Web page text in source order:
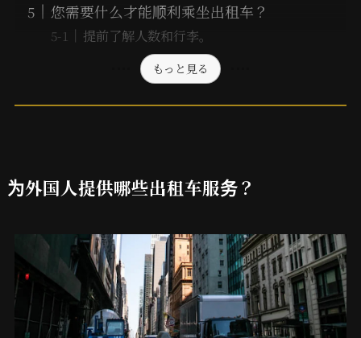
您需要什么才能顺利乘坐出租车？
提前了解人数和行李。
もっと見る
为外国人提供哪些出租车服务？